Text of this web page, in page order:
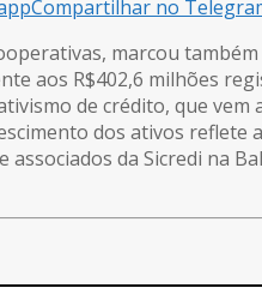
Compartilhar no
marcou
aos R$402,6 milhões
de crédito, que vem
dos ativos reflete
da Sicredi na